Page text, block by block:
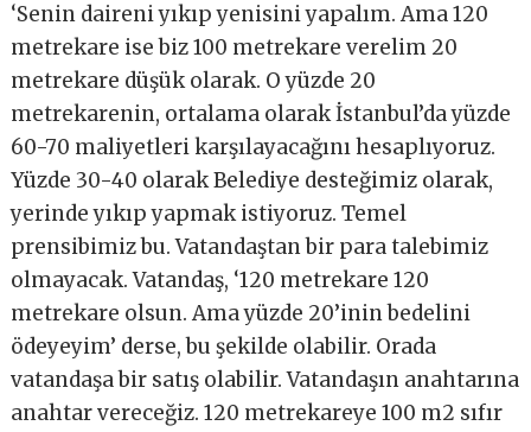
‘Senin daireni yıkıp yenisini yapalım. Ama 120
metrekare ise biz 100 metrekare verelim 20
metrekare düşük olarak. O yüzde 20
metrekarenin, ortalama olarak İstanbul’da yüzde
60-70 maliyetleri karşılayacağını hesaplıyoruz.
Yüzde 30-40 olarak Belediye desteğimiz olarak,
yerinde yıkıp yapmak istiyoruz. Temel
prensibimiz bu. Vatandaştan bir para talebimiz
olmayacak. Vatandaş, ‘120 metrekare 120
metrekare olsun. Ama yüzde 20’inin bedelini
ödeyeyim’ derse, bu şekilde olabilir. Orada
vatandaşa bir satış olabilir. Vatandaşın anahtarına
anahtar vereceğiz. 120 metrekareye 100 m2 sıfır